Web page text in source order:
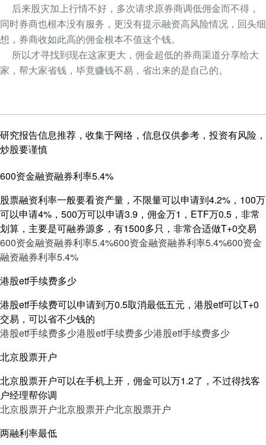
后来股灾加上行情不好，多次请求原券商调低佣金而不得，
同时券商也根本没有服务，更没有提示融资高风险情况，回头细
想，券商收如此高的佣金根本不值这个钱。
所以才寻找到现在这家更大，佣金超低的券商渠道分享给大
家，帮大家省钱，毕竟赚钱不易，省出来的是自己的。
研究报告信息推荐，收集于网络，信息仅供参考，投资有风险，
炒股要谨慎
600资金融资融券利率5.4%
股票融资利率一般要看资产量，不限量可以申请到4.2%，100万
可以申请4%，500万可以申请3.9，佣金万1，ETF万0.5，非常
划算，主要是可融券源多，有1500多只，非常合适做T+0交易
600资金融资融券利率5.4%600资金融资融券利率5.4%600资金
融资融券利率5.4%
港股etf手续费多少
港股etf手续费可以申请到万0.5取消最低五元，港股etf可以T+0
交易，可以省不少钱的
港股etf手续费多少港股etf手续费多少港股etf手续费多少
北京股票开户
北京股票开户可以在手机上开，佣金可以万1.2了，不过得找客
户经理帮你调
北京股票开户北京股票开户北京股票开户
两融利率最低